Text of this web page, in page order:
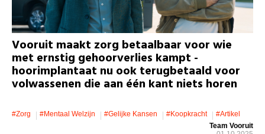
Vooruit maakt zorg betaalbaar voor wie
met ernstig gehoorverlies kampt -
hoorimplantaat nu ook terugbetaald voor
volwassenen die aan één kant niets horen
#zorg #mentaal Welzijn #gelijke Kansen #koopkracht
#artikel
Team Vooruit